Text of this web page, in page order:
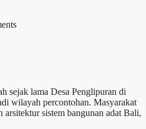
lama Desa Penglipuran di
wilayah percontohan. Masyarakat
arsitektur sistem bangunan adat Bali,